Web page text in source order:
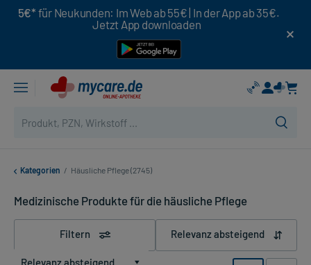
5€* für Neukunden: Im Web ab 55€ | In der App ab 35€.
Jetzt App downloaden
Kategorien / Häusliche Pflege (2745)
Medizinische Produkte für die häusliche Pflege
Filtern Relevanz absteigend
Relevanz absteigend